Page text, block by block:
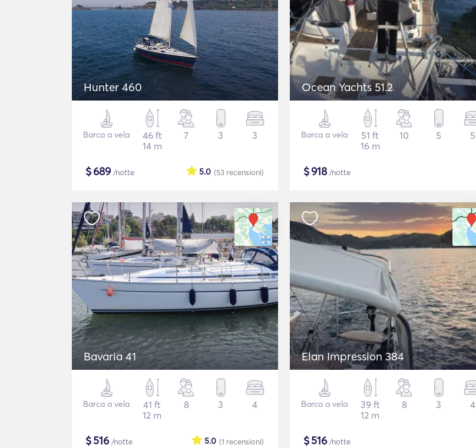
Hunter 460
Barca a vela
46 ft
14 m
7 3 3
$689/notte (53 recensioni)
5.0
Ocean Yachts 51.2
Barca a vela
51 ft
16 m
10 5 5
$918/notte
Bavaria 41
Barca a vela
41 ft
12 m
8 3 4
$516/notte (1 recensioni)
5.0
Elan Impression 384
Barca a vela
39 ft
12 m
8 3 4
$516/notte